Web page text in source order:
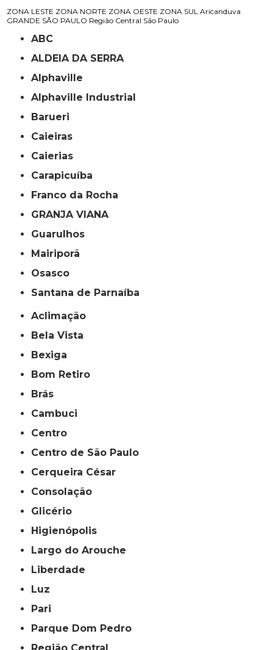
ZONA LESTE ZONA NORTE ZONA OESTE ZONA SUL Aricanduva
GRANDE SÃO PAULO Região Central São Paulo
ABC
ALDEIA DA SERRA
Alphaville
Alphaville Industrial
Barueri
Caieiras
Caierias
Carapicuíba
Franco da Rocha
GRANJA VIANA
Guarulhos
Mairiporã
Osasco
Santana de Parnaíba
Aclimação
Bela Vista
Bexiga
Bom Retiro
Brás
Cambuci
Centro
Centro de São Paulo
Cerqueira César
Consolação
Glicério
Higienópolis
Largo do Arouche
Liberdade
Luz
Pari
Parque Dom Pedro